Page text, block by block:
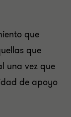
que
que
una vez que
de apoyo